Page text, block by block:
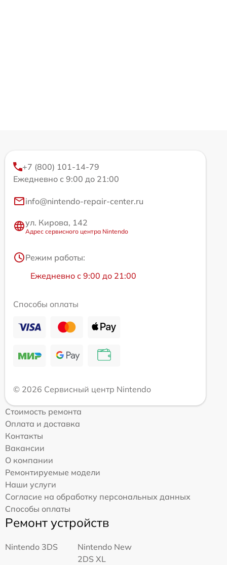
+7 (800) 101-14-79
Ежедневно с 9:00 до 21:00
info@nintendo-repair-center.ru
ул. Кирова, 142
Адрес сервисного центра Nintendo
Режим работы:
Ежедневно с 9:00 до 21:00
Способы оплаты
© 2026 Сервисный центр Nintendo
Стоимость ремонта
Оплата и доставка
Контакты
Вакансии
О компании
Ремонтируемые модели
Наши услуги
Согласие на обработку персональных данных
Способы оплаты
Ремонт устройств
Nintendo 3DS
Nintendo New
2DS XL